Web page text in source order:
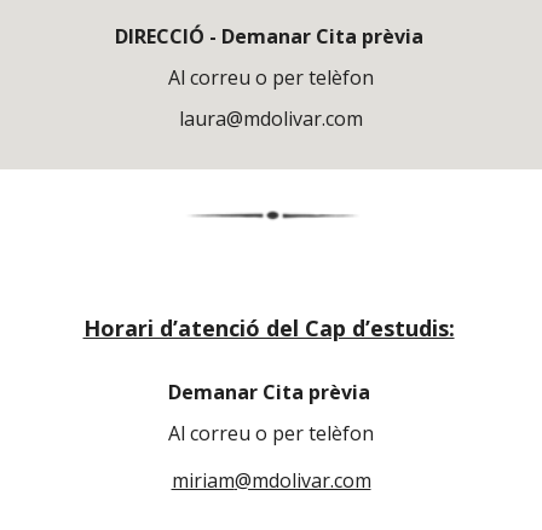
DIRECCIÓ - Demanar Cita prèvia
Al correu o per telèfon
laura@mdolivar.com
Horari d’atenció del Cap d’estudis:
Demanar Cita prèvia
Al correu o per telèfon
miriam@mdolivar.com